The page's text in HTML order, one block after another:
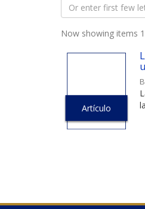
Now showing items
Artículo